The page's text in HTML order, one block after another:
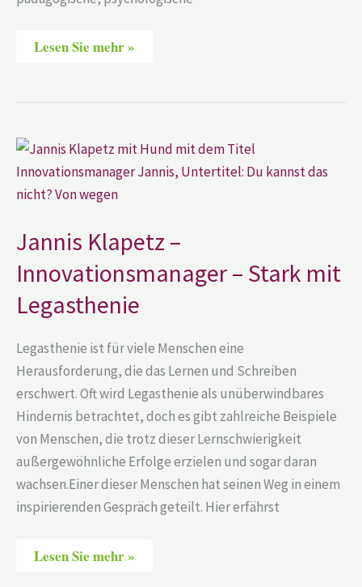
Lesen Sie mehr »
Jannis Klapetz –
Innovationsmanager – Stark mit
Legasthenie
Legasthenie ist für viele Menschen eine
Herausforderung, die das Lernen und Schreiben
erschwert. Oft wird Legasthenie als unüberwindbares
Hindernis betrachtet, doch es gibt zahlreiche Beispiele
von Menschen, die trotz dieser Lernschwierigkeit
außergewöhnliche Erfolge erzielen und sogar daran
wachsen.Einer dieser Menschen hat seinen Weg in einem
inspirierenden Gespräch geteilt. Hier erfährst
Jannis
Klapetz
–
Innovationsmanager
–
Legasthenie
Lesen Sie mehr »